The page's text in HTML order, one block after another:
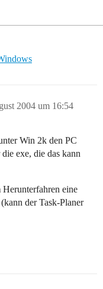
2004 um 16:54
Win 2k den PC
exe, die das kann
eine
der Task-Planer